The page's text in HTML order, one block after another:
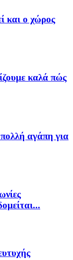
και ο χώρος
καλά πώς
αγάπη για